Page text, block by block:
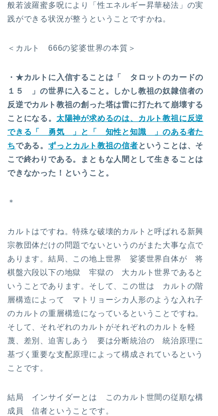
般若波羅蜜多呪により「性エネルギー昇華秘法」の実
践ができる状況が整うということですかね。
＜カルト 666の娑婆世界の本質＞
・★カルトに入信することは「 タロットのカードの
１５ 」の世界に入ること。しかし教祖の奴隷信者の
反逆でカルト教祖の創った塔は雷に打たれて崩壊する
ことになる。 太陽神が求めるのは、カルト教祖に反逆
できる「 勇気 」と「 知性と知識 」のある者た
ちである。ずっとカルト教祖の信者ということは、そ
こで終わりである。まともな人間として生きることは
できなかった！ということ。
＊
カルトはですね。特殊な破壊的カルトと呼ばれる新興
宗教団体だけの問題でないというのがまた大事な点で
あります。結局、この地上世界 娑婆世界自体が 将
棋盤六段以下の地獄 牢獄の 大カルト世界であると
いうことであります。そして、この世は カルトの階
層構造によって マトリョーシカ人形のような入れ子
のカルトの重層構造になっているということですね。
そして、それぞれのカルトがそれぞれのカルトを軽
蔑、差別、迫害しあう 要は分断統治の 統治原理に
基づく重要な支配原理によって構成されているという
ことです。
結局 インサイダーとは このカルト世間の従順な構
成員 信者ということです。